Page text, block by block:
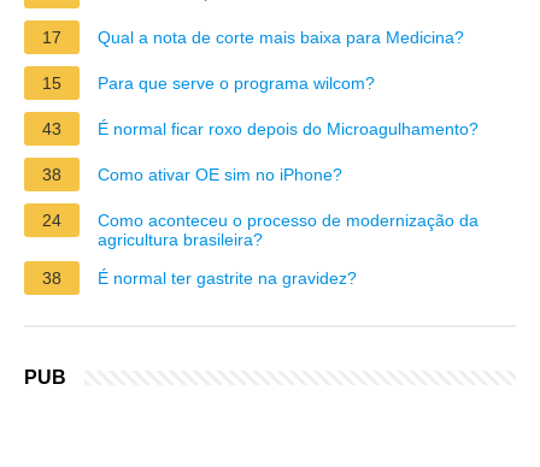
17 Qual a nota de corte mais baixa para Medicina?
15 Para que serve o programa wilcom?
43 É normal ficar roxo depois do Microagulhamento?
38 Como ativar OE sim no iPhone?
24
Como aconteceu o processo de modernização da
agricultura brasileira?
38
É normal ter gastrite na gravidez?
PUB